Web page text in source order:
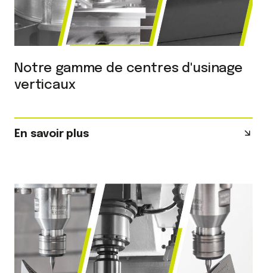
Notre gamme de centres d'usinage
verticaux
En savoir plus